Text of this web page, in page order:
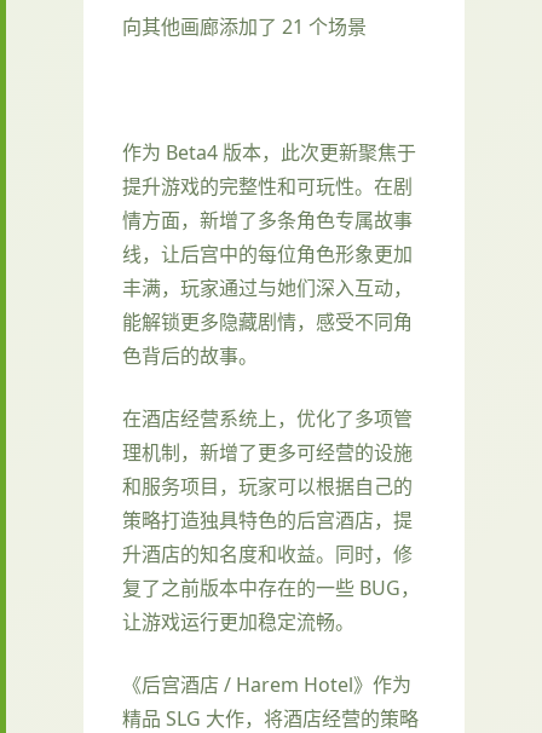
向其他画廊添加了 21 个场景
作为 Beta4 版本，此次更新聚焦于
提升游戏的完整性和可玩性。在剧
情方面，新增了多条角色专属故事
线，让后宫中的每位角色形象更加
丰满，玩家通过与她们深入互动，
能解锁更多隐藏剧情，感受不同角
色背后的故事。
在酒店经营系统上，优化了多项管
理机制，新增了更多可经营的设施
和服务项目，玩家可以根据自己的
策略打造独具特色的后宫酒店，提
升酒店的知名度和收益。同时，修
复了之前版本中存在的一些 BUG，
让游戏运行更加稳定流畅。
《后宫酒店 / Harem Hotel》作为
精品 SLG 大作，将酒店经营的策略